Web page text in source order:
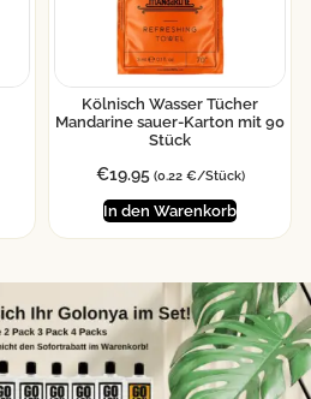
Kölnisch Wasser Tücher
Mandarine sauer-Karton mit 90
Stück
€19.95 (0.22 €/Stück)
In den Warenkorb